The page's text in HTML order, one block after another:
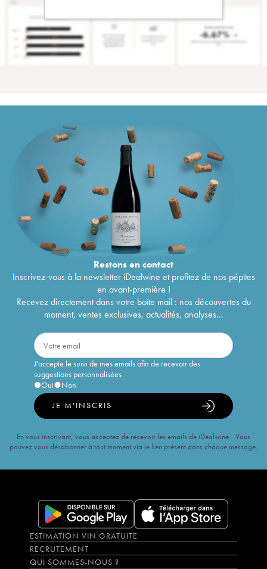
Restons encontact
Inscrivez-vous à la newsletter iDealwine et profitez de nos pépites
en avant-première !
Recevez directement dans votre boîte mail : nos découvertes du
moment, ventes exclusives, actualités, analyses...
J'accepte le suivi de mes emails afin de recevoir des
suggestions personnalisées
Oui
Non
JE M'INSCRIS
En vous inscrivant, vous acceptez de recevoir les emails de iDealwine. Vous
pouvez vous désabonner à tout moment via le lien présent dans chaque message.
ESTIMATION VIN GRATUITE
RECRUTEMENT
QUI SOMMES-NOUS ?